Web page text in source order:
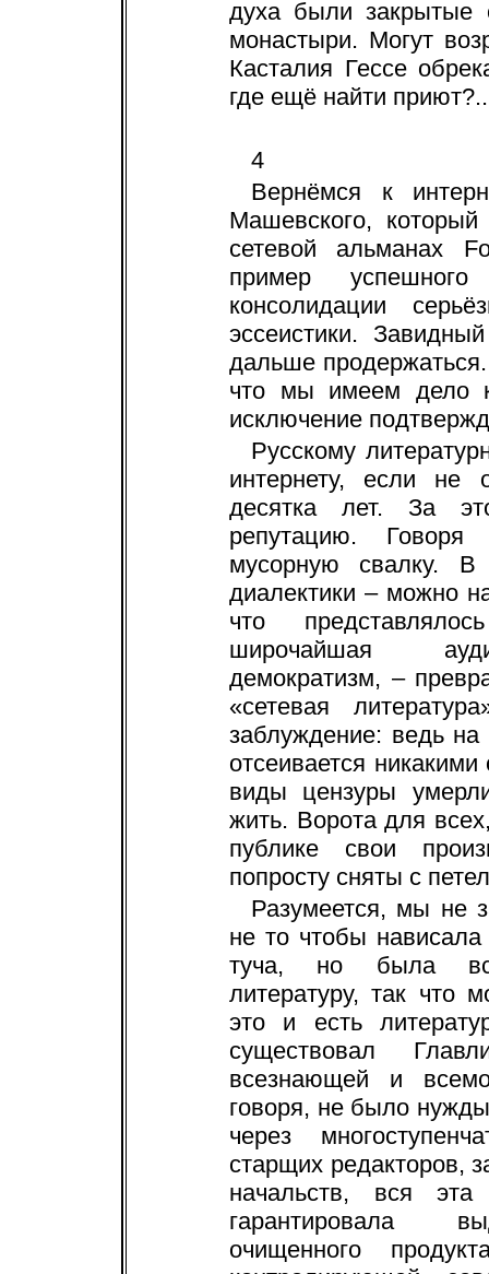
духа были закрытые
монастыри. Могут
Касталия Гессе
где ещё найти приют?..
4
Вернёмся к
Машевского,
сетевой альманах
пример
консолидации
эссеистики.
дальше
что мы имеем дело
исключение
Русскому
интернету, если не
десятка лет. За
репутацию.
мусорную свалку. В
диалектики – можно
что
широчайшая
демократизм, –
«сетевая
заблуждение: ведь
отсеивается
виды цензуры
жить. Ворота для
публике свои
попросту сняты с
Разумеется, мы не
не то чтобы нависала
туча, но была
литературу, так что
это и есть
существовал
всезнающей и
говоря, не было
через
старщих редакторов,
начальств, вся
гарантировала
очищенного